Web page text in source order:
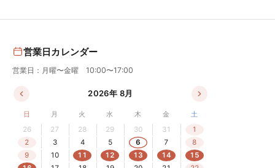
営業日カレンダー
営業日：月曜〜金曜 10:00〜17:00
2026年 8月
日 月 火 水 木 金
土
26
27 28 29 30 31
1
2
3 4 5 6 7
8
9
10 11 12 13 14
15